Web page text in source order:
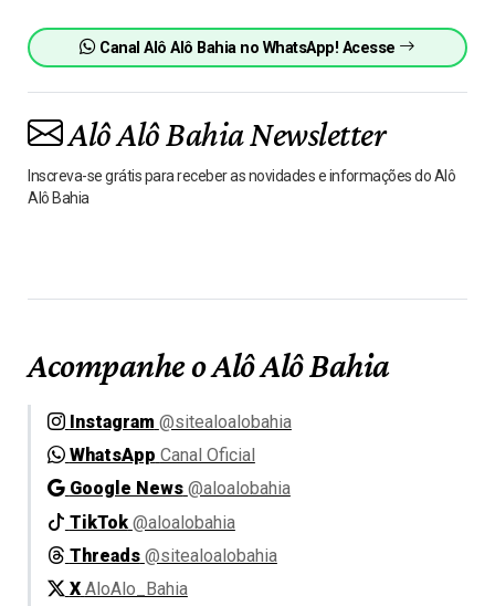
Canal Alô Alô Bahia no WhatsApp! Acesse
Alô Alô Bahia Newsletter
Inscreva-se grátis para receber as novidades e informações do Alô
Alô Bahia
Acompanhe o Alô Alô Bahia
Instagram @sitealoalobahia
WhatsApp Canal Oficial
Google News @aloalobahia
TikTok @aloalobahia
Threads @sitealoalobahia
X AloAlo_Bahia